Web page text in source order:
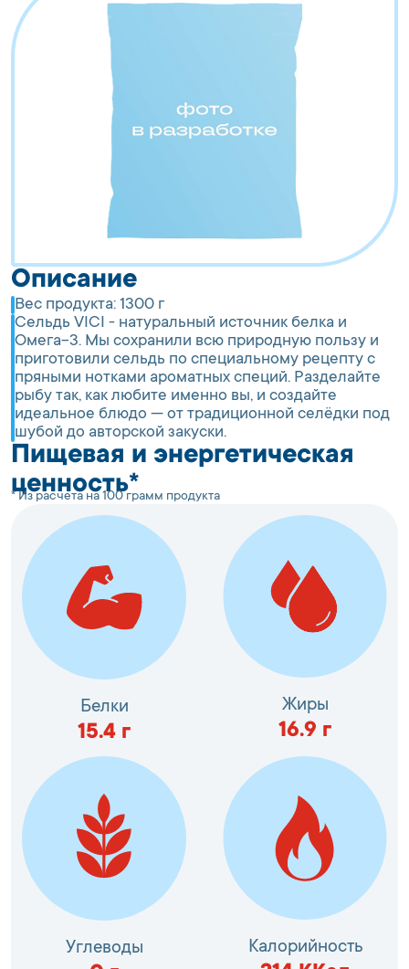
Описание
Вес продукта: 1300 г
Сельдь VICI - натуральный источник белка и
Омега-3. Мы сохранили всю природную пользу и
приготовили сельдь по специальному рецепту с
пряными нотками ароматных специй. Разделайте
рыбу так, как любите именно вы, и создайте
идеальное блюдо — от традиционной селёдки под
шубой до авторской закуски.
Пищевая и энергетическая
ценность*
* Из расчета на 100 грамм продукта
Белки
15.4 г
Жиры
16.9 г
Углеводы Калорийность